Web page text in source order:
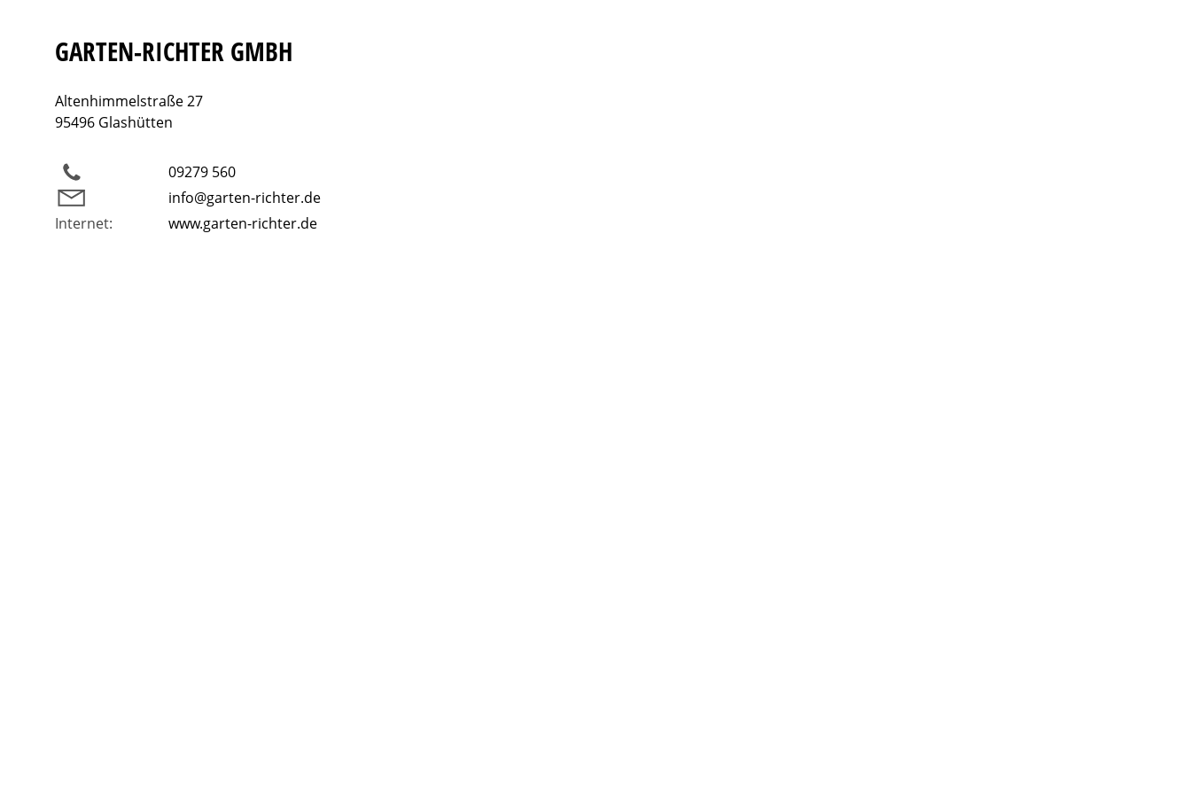
GARTEN-RICHTER GMBH
Altenhimmelstraße 27
95496 Glashütten
09279 560
info@garten-richter.de
Internet:
www.garten-richter.de